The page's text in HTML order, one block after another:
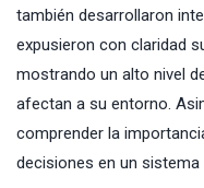
también desarrollaron
expusieron con claridad
mostrando un alto nivel
afectan a su entorno.
comprender la
decisiones en un sistema